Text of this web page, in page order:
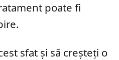
poate fi
sfat și să creșteți o